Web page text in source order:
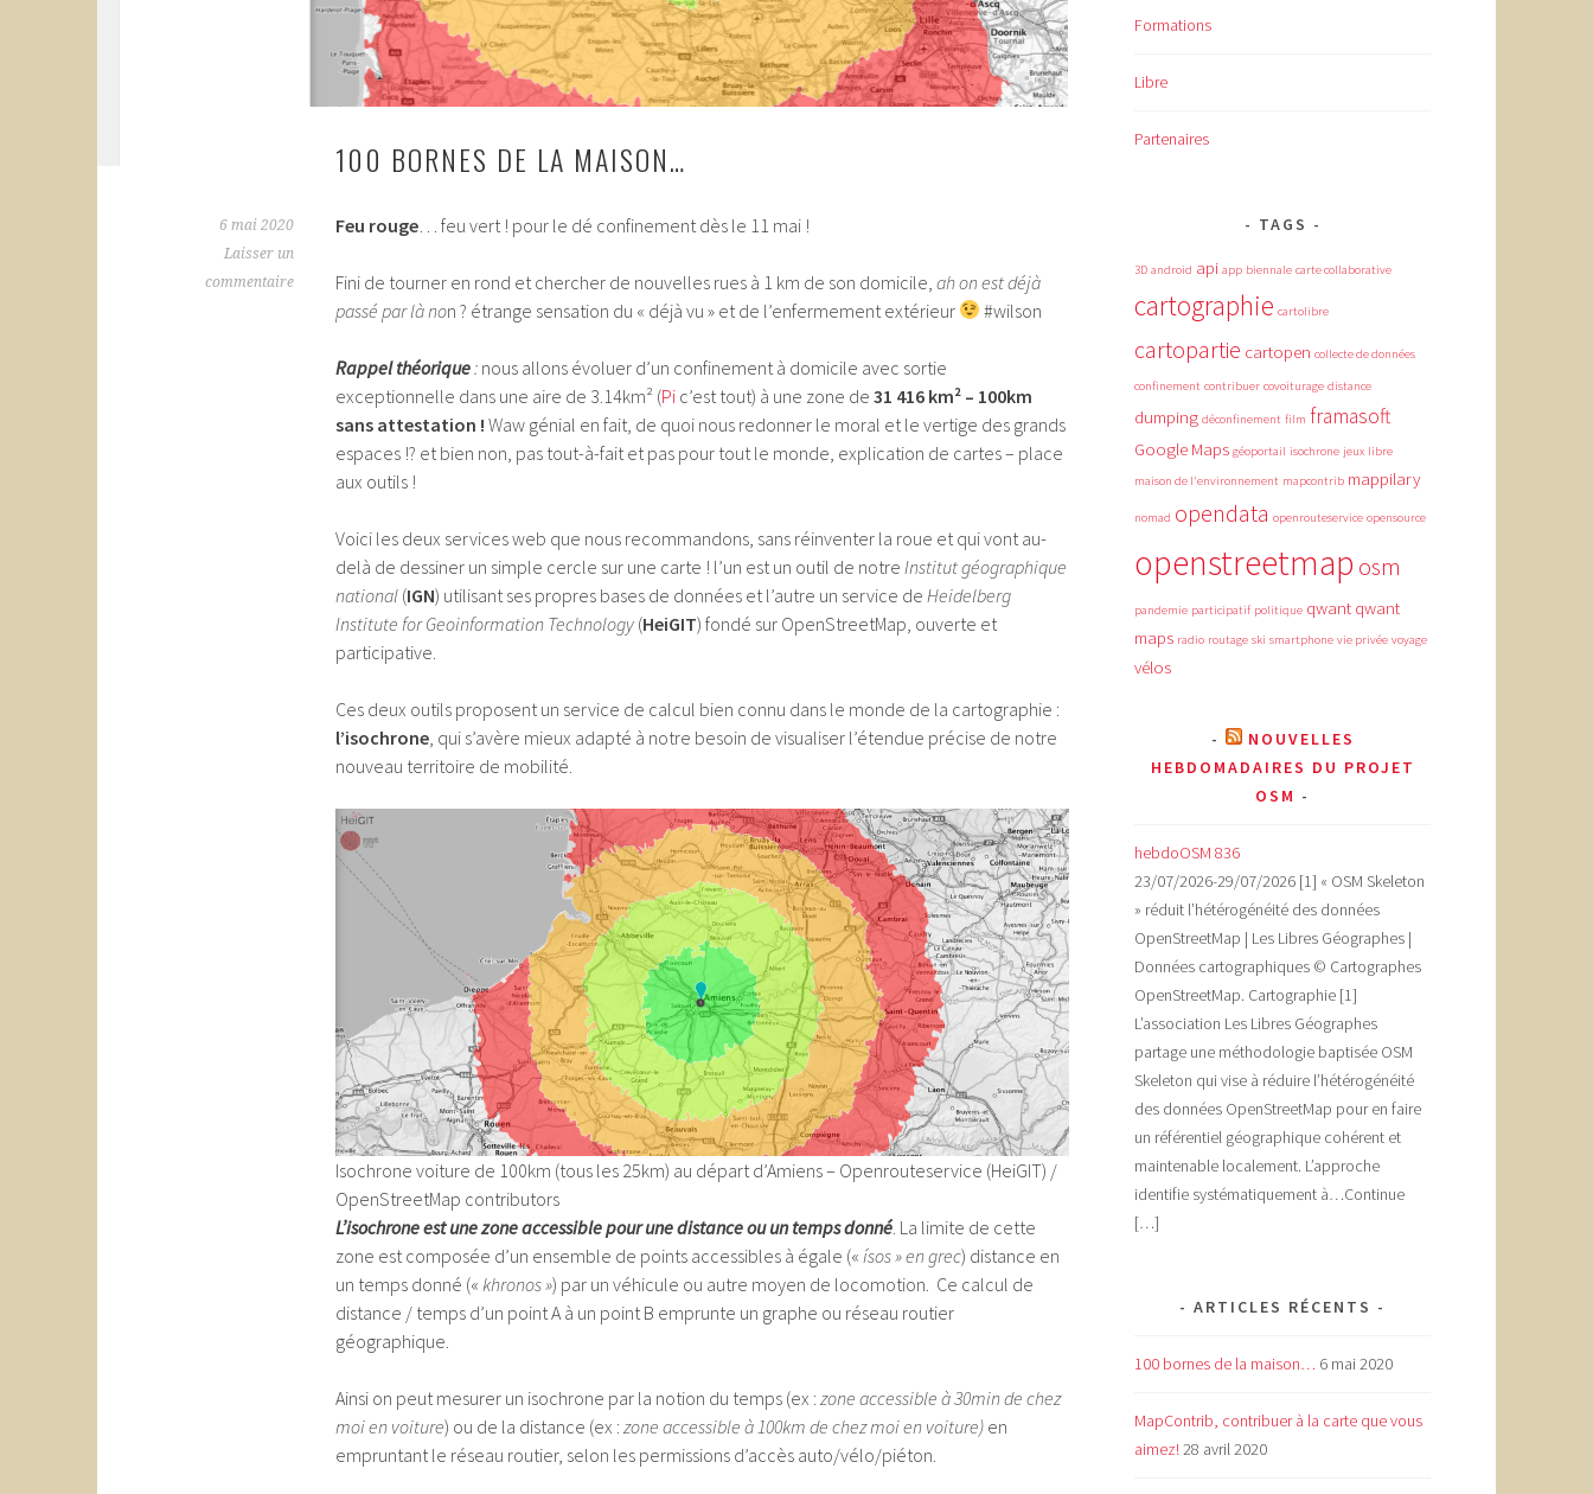
100 BORNES DE LA MAISON…
6 mai 2020
Laisser un
commentaire
Feu rouge … feu vert ! pour le dé confinement dès le 11 mai !
Fini de tourner en rond et chercher de nouvelles rues à 1 km de son domicile, ah on est déjà
passé par là non ? étrange sensation du « déjà vu » et de l’enfermement extérieur #wilson
Rappel théorique: nous allons évoluer d’un confinement à domicile avec sortie
exceptionnelle dans une aire de 3.14km² (Pi c’est tout) à une zone de 31 416 km² – 100km
sans attestation ! Waw génial en fait, de quoi nous redonner le moral et le vertige des grands
espaces !? et bien non, pas tout-à-fait et pas pour tout le monde, explication de cartes – place
aux outils !
Voici les deux services web que nous recommandons, sans réinventer la roue et qui vont au-
delà de dessiner un simple cercle sur une carte ! l’un est un outil de notre Institut géographique
national (IGN) utilisant ses propres bases de données et l’autre un service de Heidelberg
Institute for Geoinformation Technology (HeiGIT) fondé sur OpenStreetMap, ouverte et
participative.
Ces deux outils proposent un service de calcul bien connu dans le monde de la cartographie :
l’isochrone , qui s’avère mieux adapté à notre besoin de visualiser l’étendue précise de notre
nouveau territoire de mobilité.
Isochrone voiture de 100km (tous les 25km) au départ d’Amiens – Openrouteservice (HeiGIT) /
OpenStreetMap contributors
L’isochrone est une zone accessible pour une distance ou un temps donné . La limite de cette
zone est composée d’un ensemble de points accessibles à égale (« ísos » en grec) distance en
un temps donné (« khronos ») par un véhicule ou autre moyen de locomotion. Ce calcul de
distance / temps d’un point A à un point B emprunte un graphe ou réseau routier
géographique.
Ainsi on peut mesurer un isochrone par la notion du temps (ex : zone accessible à 30min de chez
moi en voiture) ou de la distance (ex : zone accessible à 100km de chez moi en voiture) en
empruntant le réseau routier, selon les permissions d’accès auto/vélo/piéton.
Formations
Libre
Partenaires
TAGS
3D android api app biennale carte collaborative
cartographie cartolibre
cartopartie cartopen collecte de données
confinement contribuer covoiturage distance
dumping déconfinement film framasoft
Google Maps géoportail isochrone jeux libre
maison de l'environnement mapcontrib mappilary
nomad opendata openrouteservice opensource
openstreetmap osm
pandemie participatif politique qwant qwant
maps radio routage ski smartphone vie privée voyage
vélos
NOUVELLES
HEBDOMADAIRES DU PROJET
OSM
hebdoOSM 836
23/07/2026-29/07/2026 [1] « OSM Skeleton
» réduit l’hétérogénéité des données
OpenStreetMap | Les Libres Géographes |
Données cartographiques © Cartographes
OpenStreetMap. Cartographie [1]
L’association Les Libres Géographes
partage une méthodologie baptisée OSM
Skeleton qui vise à réduire l’hétérogénéité
des données OpenStreetMap pour en faire
un référentiel géographique cohérent et
maintenable localement. L’approche
identifie systématiquement à…Continue
[…]
ARTICLES RÉCENTS
100 bornes de la maison… 6 mai 2020
MapContrib, contribuer à la carte que vous
aimez!28 avril 2020